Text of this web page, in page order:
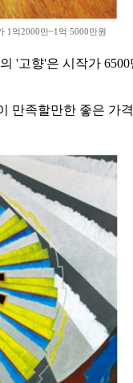
1억2000만~1억 5000만원
'고향'은 시작가
족할만한 좋은 가